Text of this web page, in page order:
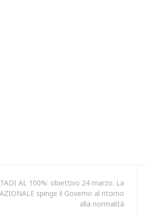
AL 100%: obiettivo 24 marzo. La
spinge il Governo al ritorno
alla normalità